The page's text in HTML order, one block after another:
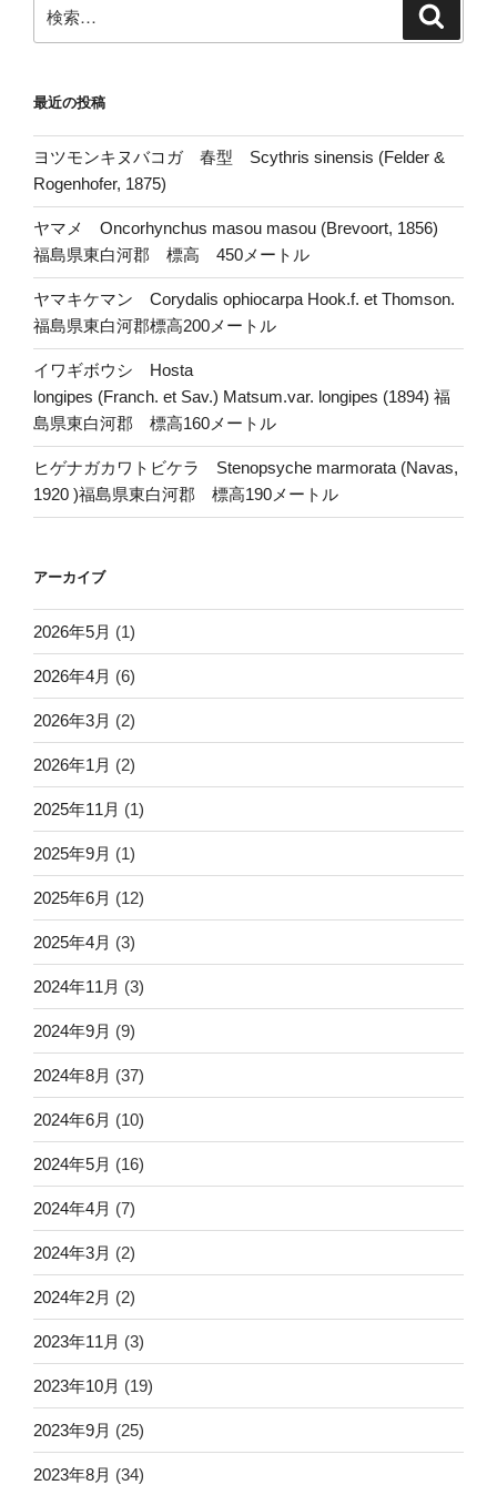
索:
最近の投稿
ヨツモンキヌバコガ 春型 Scythris sinensis (Felder &
Rogenhofer, 1875)
ヤマメ Oncorhynchus masou masou (Brevoort, 1856)
福島県東白河郡 標高 450メートル
ヤマキケマン Corydalis ophiocarpa Hook.f. et Thomson.
福島県東白河郡標高200メートル
イワギボウシ Hosta
longipes (Franch. et Sav.) Matsum.var. longipes (1894) 福
島県東白河郡 標高160メートル
ヒゲナガカワトビケラ Stenopsyche marmorata (Navas,
1920 )福島県東白河郡 標高190メートル
アーカイブ
2026年5月 (1)
2026年4月 (6)
2026年3月 (2)
2026年1月 (2)
2025年11月 (1)
2025年9月 (1)
2025年6月 (12)
2025年4月 (3)
2024年11月 (3)
2024年9月 (9)
2024年8月 (37)
2024年6月 (10)
2024年5月 (16)
2024年4月 (7)
2024年3月 (2)
2024年2月 (2)
2023年11月 (3)
2023年10月 (19)
2023年9月 (25)
2023年8月 (34)